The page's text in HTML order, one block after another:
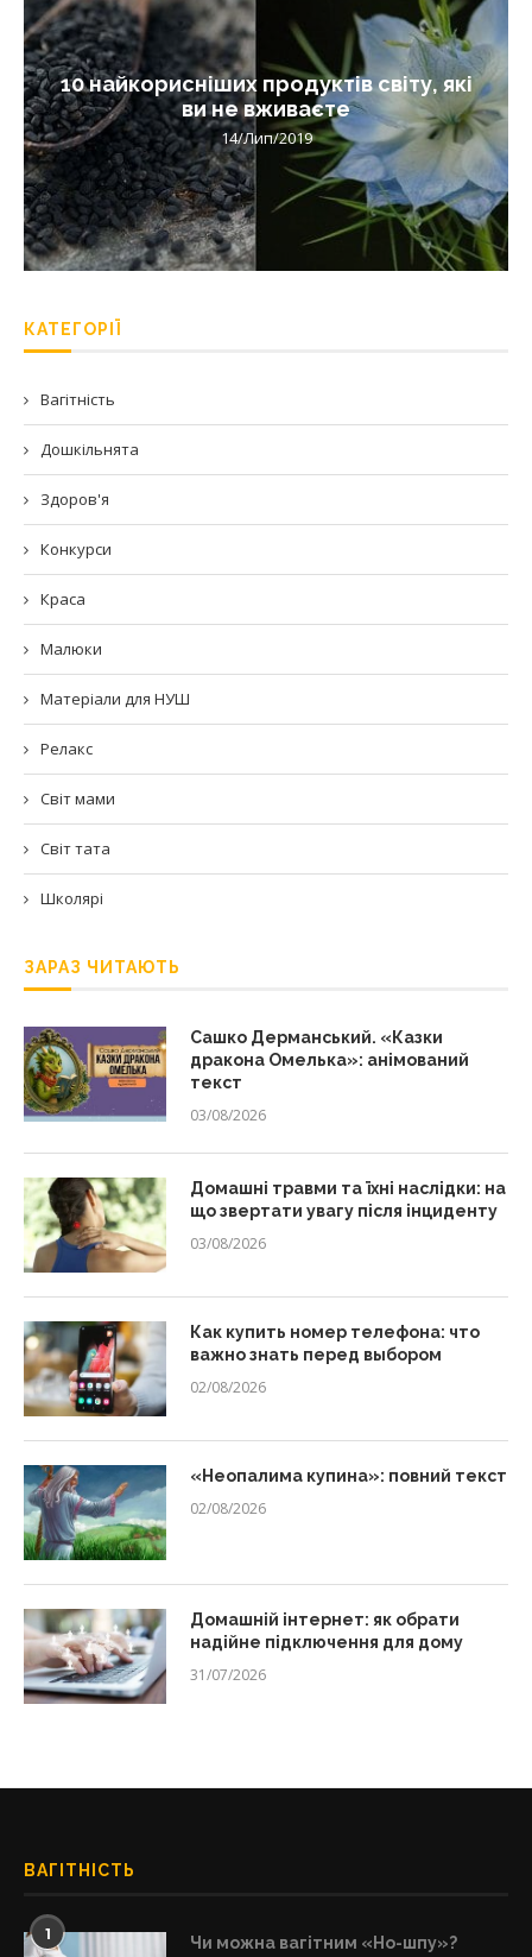
10 найкорисніших продуктів світу, які
ви не вживаєте
14/Лип/2019
КАТЕГОРІЇ
Вагітність
Дошкільнята
Здоров'я
Конкурси
Краса
Малюки
Матеріали для НУШ
Релакс
Світ мами
Світ тата
Школярі
ЗАРАЗ ЧИТАЮТЬ
Сашко Дерманський. «Казки
дракона Омелька»: анімований
текст
03/08/2026
Домашні травми та їхні наслідки: на
що звертати увагу після інциденту
03/08/2026
Как купить номер телефона: что
важно знать перед выбором
02/08/2026
«Неопалима купина»: повний текст
02/08/2026
Домашній інтернет: як обрати
надійне підключення для дому
31/07/2026
ВАГІТНІСТЬ
1 Чи можна вагітним «Но-шпу»?